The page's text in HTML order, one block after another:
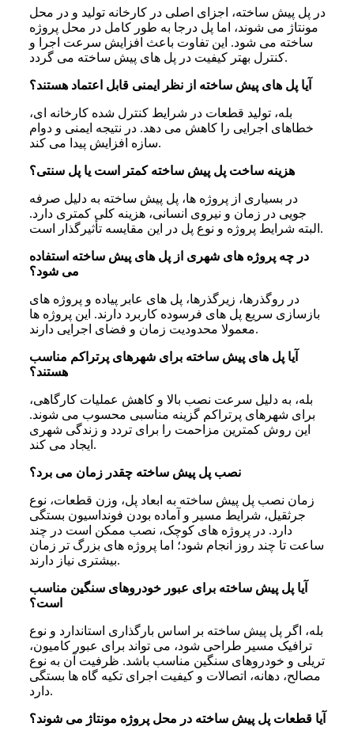
در پل پیش ساخته، اجزای اصلی در کارخانه تولید و در محل
مونتاژ می شوند، اما پل درجا به طور کامل در محل پروژه
ساخته می شود. این تفاوت باعث افزایش سرعت اجرا و
کنترل بهتر کیفیت در پل های پیش ساخته می گردد.
آیا پل های پیش ساخته از نظر ایمنی قابل اعتماد هستند؟
بله، تولید قطعات در شرایط کنترل شده کارخانه ای،
خطاهای اجرایی را کاهش می دهد. در نتیجه ایمنی و دوام
سازه افزایش پیدا می کند.
هزینه ساخت پل پیش ساخته کمتر است یا پل سنتی؟
در بسیاری از پروژه ها، پل پیش ساخته به دلیل صرفه
جویی در زمان و نیروی انسانی، هزینه کلی کمتری دارد.
البته شرایط پروژه و نوع پل در این مقایسه تأثیرگذار است.
در چه پروژه های شهری از پل های پیش ساخته استفاده
می شود؟
در روگذرها، زیرگذرها، پل های عابر پیاده و پروژه های
بازسازی سریع پل های فرسوده کاربرد دارند. این پروژه ها
معمولا محدودیت زمان و فضای اجرایی دارند.
آیا پل های پیش ساخته برای شهرهای پرتراکم مناسب
هستند؟
بله، به دلیل سرعت نصب بالا و کاهش عملیات کارگاهی،
برای شهرهای پرتراکم گزینه مناسبی محسوب می شوند.
این روش کمترین مزاحمت را برای تردد و زندگی شهری
ایجاد می کند.
نصب پل پیش ساخته چقدر زمان می برد؟
زمان نصب پل پیش ساخته به ابعاد پل، وزن قطعات، نوع
جرثقیل، شرایط مسیر و آماده بودن فونداسیون بستگی
دارد. در پروژه های کوچک، نصب ممکن است در چند
ساعت تا چند روز انجام شود؛ اما پروژه های بزرگ تر زمان
بیشتری نیاز دارند.
آیا پل پیش ساخته برای عبور خودروهای سنگین مناسب
است؟
بله، اگر پل پیش ساخته بر اساس بارگذاری استاندارد و نوع
ترافیک مسیر طراحی شود، می تواند برای عبور کامیون،
تریلی و خودروهای سنگین مناسب باشد. ظرفیت آن به نوع
مصالح، دهانه، اتصالات و کیفیت اجرای تکیه گاه ها بستگی
دارد.
آیا قطعات پل پیش ساخته در محل پروژه مونتاژ می شوند؟